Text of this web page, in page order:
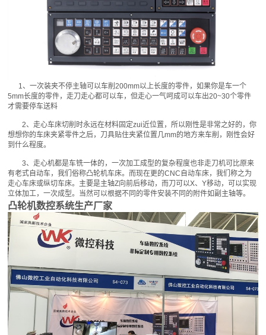
1、一次装夹不停主轴可以车削200mm以上长度的零件，如果你是车一个
5mm长度的零件，走刀走心都可以车，但走心一气呵成可以车出20~30个零件
才需要停车送料
2、走心车床切削时永远在材料固定zui近位置，所以刚性是非常之好的，你
想想你的车床夹紧零件之后，刀具贴住夹紧位置几mm的地方来车削，刚性会好
到什么程度。
3、走心机都是车铣一体的，一次加工成型的复杂程度也非走刀机可比原来
有老式自动车，我们俗称凸轮机车床。而现在更的CNC自动车床，我们称之为
走心车床或纵切车床。主要是主轴Z向前后移动，而刀可以X、Y移动，可以实现
立体加工，一次成型。当然可以根据不同的零件安装不同的附件如副主轴等。
凸轮机数控系统生产厂家